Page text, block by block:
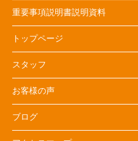
重要事項説明書説明資料
トップページ
スタッフ
お客様の声
ブログ